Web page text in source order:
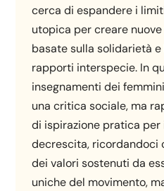
cerca di espandere i
utopica per creare
basate sulla solidarietà
rapporti interspecie. In
insegnamenti dei
una critica sociale, ma
di ispirazione pratica
decrescita, ricordandoci
dei valori sostenuti da
uniche del movimento,